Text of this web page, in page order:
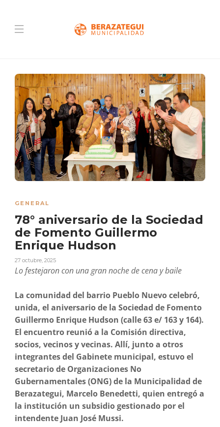
GENERAL
78° aniversario de la Sociedad
de Fomento Guillermo
Enrique Hudson
27 octubre, 2025
Lo festejaron con una gran noche de cena y baile
La comunidad del barrio Pueblo Nuevo celebró,
unida, el aniversario de la Sociedad de Fomento
Guillermo Enrique Hudson (calle 63 e/ 163 y 164).
El encuentro reunió a la Comisión directiva,
socios, vecinos y vecinas. Allí, junto a otros
integrantes del Gabinete municipal, estuvo el
secretario de Organizaciones No
Gubernamentales (ONG) de la Municipalidad de
Berazategui, Marcelo Benedetti, quien entregó a
la institución un subsidio gestionado por el
intendente Juan José Mussi.